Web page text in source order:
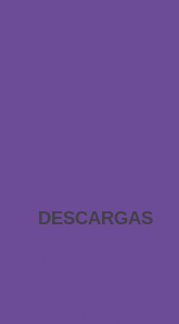
DESCARGAS